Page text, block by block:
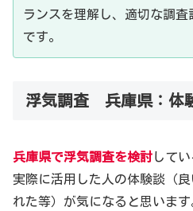
ランスを理解し、適切な調
です。
浮気調査 兵庫県：体
兵庫県で浮気調査を検討してい
実際に活用した人の体験談（
れた等）が気になると思います